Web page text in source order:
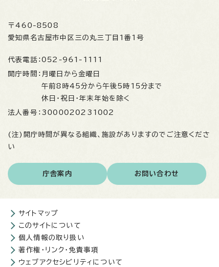
〒460-8508
愛知県名古屋市中区三の丸三丁目1番1号
代表電話： 052-961-1111
開庁時間： 月曜日から金曜日
午前8時45分から午後5時15分まで
休日・祝日・年末年始を除く
法人番号： 3000020231002
(注)開庁時間が異なる組織、施設がありますのでご注意くださ
い
庁舎案内 お問い合わせ
サイトマップ
このサイトについて
個人情報の取り扱い
著作権・リンク・免責事項
ウェブアクセシビリティについて